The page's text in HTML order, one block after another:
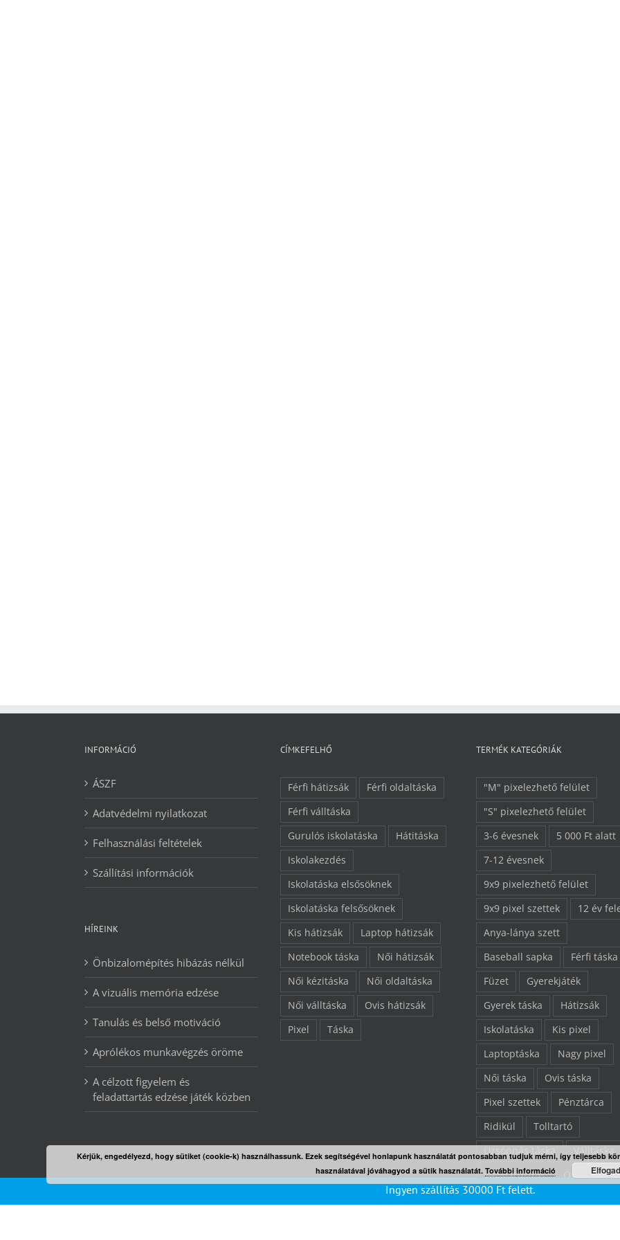
INFORMÁCIÓ
ÁSZF
Adatvédelmi nyilatkozat
Felhasználási feltételek
Szállítási információk
HÍREINK
Önbizalomépítés hibázás nélkül
A vizuális memória edzése
Tanulás és belső motiváció
Aprólékos munkavégzés öröme
A célzott figyelem és
feladattartás edzése játék közben
CÍMKEFELHŐ
Férfi hátizsák
Férfi oldaltáska
Férfi válltáska
Gurulós iskolatáska
Hátitáska
Iskolakezdés
Iskolatáska elsősöknek
Iskolatáska felsősöknek
Kis hátizsák
Laptop hátizsák
Notebook táska
Női hátizsák
Női kézitáska
Női oldaltáska
Női válltáska
Ovis hátizsák
Pixel
Táska
TERMÉK KATEGÓRIÁK
"M" pixelezhető felület
"S" pixelezhető felület
3-6 évesnek
5 000 Ft alatt
7-12 évesnek
9x9 pixelezhető felület
9x9 pixel szettek
12 év
Anya-lánya szett
Baseball sapka
Férfi táska
Füzet
Gyerekjáték
Gyerek táska
Hátizsák
Iskolatáska
Kis pixel
Laptoptáska
Nagy pixel
Női táska
Ovis táska
Pixel szettek
Pénztárca
Ridikül
Tolltartó
Uzsonnás táska
Válltáska
Végkiárusítás
Összes
Ingyen szállítás 30000 Ftfelett.
Kérjük, engedélyezd, hogy sütiket (cookie-k) használhassunk. Ezek segítségével honlapunk használatát pontosabban tudjuk mérni, így teljesebb
használatával jóváhagyod a sütik használatát. További információ Elfogad